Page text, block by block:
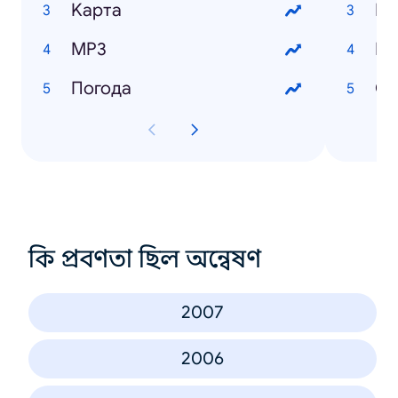
Kарта
MP3
Погода
কি প্রবণতা ছিল অন্বেষণ
2007
2006